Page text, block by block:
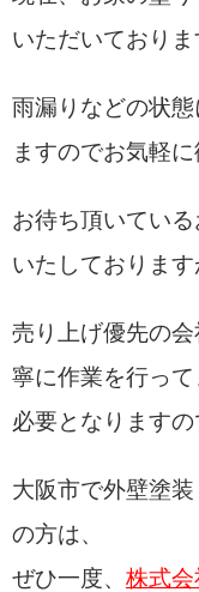
いただいておりま
雨漏りなどの状
ますのでお気軽に
お待ち頂いてい
いたしております
売り上げ優先の
寧に作業を行っ
必要となりますの
大阪市で外壁塗
の方は、
ぜひ一度、 株式